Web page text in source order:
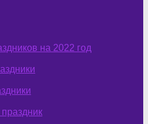
на 2022 год
праздник